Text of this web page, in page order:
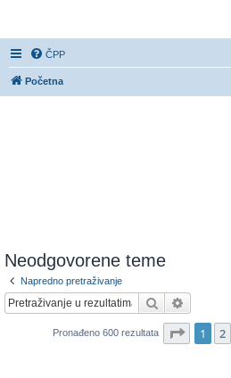
ČPP
Početna
Neodgovorene teme
Napredno pretraživanje
Pretražnik
Pronađeno 600 rezultata Stranica:
1 2